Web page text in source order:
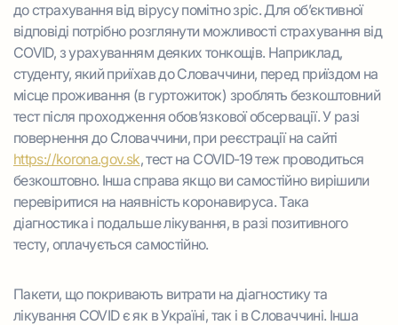
до страхування від вірусу помітно зріс. Для об’єктивної
відповіді потрібно розглянути можливості страхування від
COVID, з урахуванням деяких тонкощів. Наприклад,
студенту, який приїхав до Словаччини, перед приїздом на
місце проживання (в гуртожиток) зроблять безкоштовний
тест після проходження обов’язкової обсервації. У разі
повернення до Словаччини, при реєстрації на сайті
https://korona.gov.sk, тест на COVID-19 теж проводиться
безкоштовно. Інша справа якщо ви самостійно вирішили
перевіритися на наявність коронавируса. Така
діагностика і подальше лікування, в разі позитивного
тесту, оплачується самостійно.
Пакети, що покривають витрати на діагностику та
лікування COVID є як в Україні, так і в Словаччині. Інша